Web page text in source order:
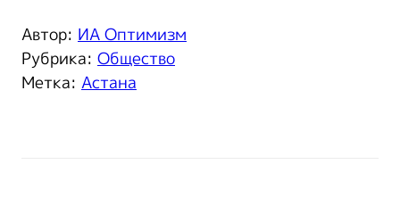
Автор: ИА Оптимизм
Рубрика: Общество
Метка: Астана